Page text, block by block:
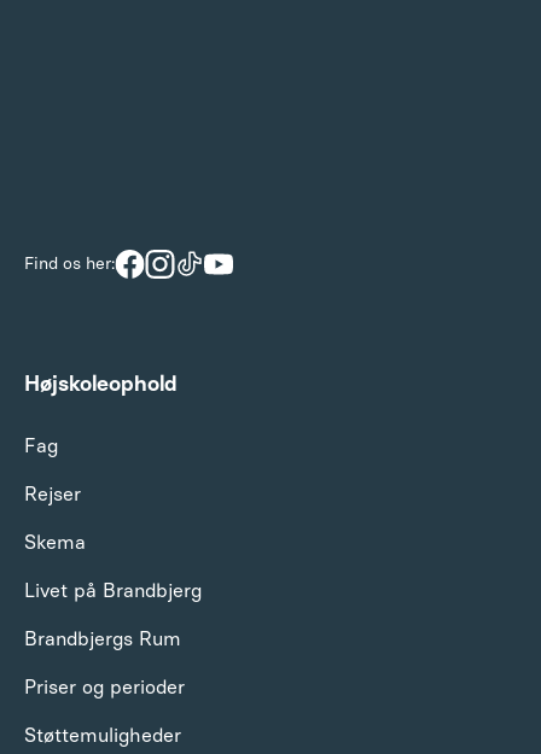
Find os her:
Højskoleophold
Fag
Rejser
Skema
Livet på Brandbjerg
Brandbjergs Rum
Priser og perioder
Støttemuligheder